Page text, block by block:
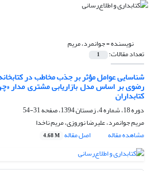
نویسنده =جوانمرد، مریم
تعداد مقالات: 1
شناسایی عوامل مؤثر بر جذب مخاطب در
رضوی بر اساس مدل بازاریابی مشتری مدار
کتابداران
دوره 18، شماره 4، زمستان 1394، صفحه
31-54
مریم جوانمرد، علیرضا نوروزی، مریم ناخدا
مشاهده مقاله
اصل مقاله 4.68 M